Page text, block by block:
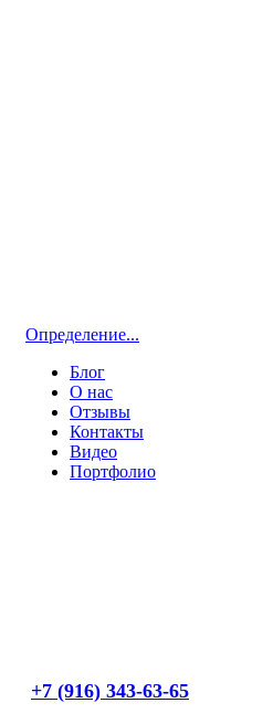
Определение...
Блог
О нас
Отзывы
Контакты
Видео
Портфолио
+7 (916) 343-63-65